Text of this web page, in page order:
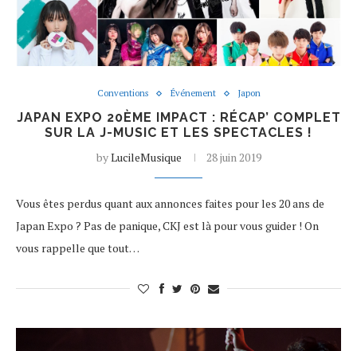
Conventions Événement Japon
JAPAN EXPO 20ÈME IMPACT : RÉCAP’ COMPLET
SUR LA J-MUSIC ET LES SPECTACLES !
byLucileMusique 28 juin 2019
Vous êtes perdus quant aux annonces faites pour les 20 ans de
Japan Expo ? Pas de panique, CKJ est là pour vous guider ! On
vous rappelle que tout…